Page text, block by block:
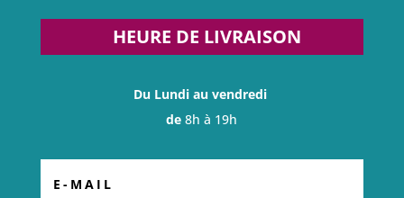
HEURE DE LIVRAISON
Du Lundi au vendredi
de 8h à 19h